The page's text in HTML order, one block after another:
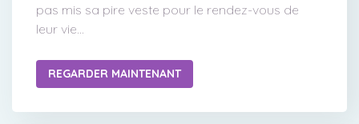
pas mis sa pire veste pour le rendez-vous de
leur vie…
REGARDER MAINTENANT